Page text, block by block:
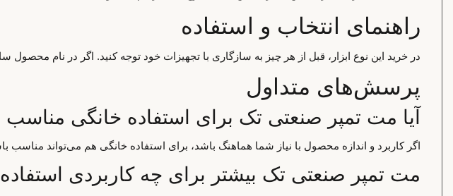
راهنمای انتخاب و استفاده
در خرید این نوع ابزار، قبل از هر چیز به سازگاری با تجهیزات خود توجه کنید. اگر در نام
پرسش‌های متداول
آیا مت تمپر صنعتی تک برای استفاده خانگی
اگر کاربرد و اندازه محصول با نیاز شما هماهنگ باشد، برای استفاده خانگی هم می‌تواند
مت تمپر صنعتی تک بیشتر برای چه کاربردی